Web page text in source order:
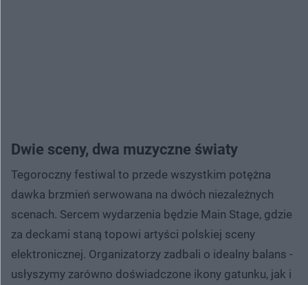
Dwie sceny, dwa muzyczne światy
Tegoroczny festiwal to przede wszystkim potężna
dawka brzmień serwowana na dwóch niezależnych
scenach. Sercem wydarzenia będzie Main Stage, gdzie
za deckami staną topowi artyści polskiej sceny
elektronicznej. Organizatorzy zadbali o idealny balans -
usłyszymy zarówno doświadczone ikony gatunku, jak i